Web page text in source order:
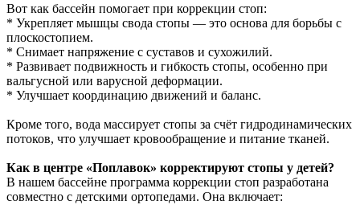
Вот как бассейн помогает при коррекции стоп:
* Укрепляет мышцы свода стопы — это основа для борьбы с
плоскостопием.
* Снимает напряжение с суставов и сухожилий.
* Развивает подвижность и гибкость стопы, особенно при
вальгусной или варусной деформации.
* Улучшает координацию движений и баланс.
Кроме того, вода массирует стопы за счёт гидродинамических
потоков, что улучшает кровообращение и питание тканей.
Как в центре «Поплавок» корректируют стопы у детей?
В нашем бассейне программа коррекции стоп разработана
совместно с детскими ортопедами. Она включает: